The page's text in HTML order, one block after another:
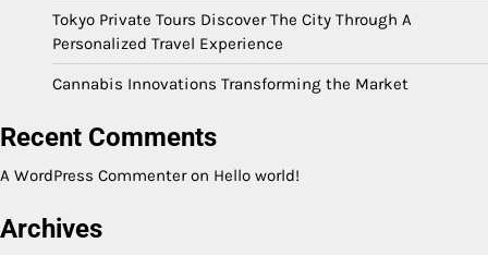
Tokyo Private Tours Discover The City Through A
Personalized Travel Experience
Cannabis Innovations Transforming the Market
Recent Comments
A WordPress Commenteron Hello world!
Archives